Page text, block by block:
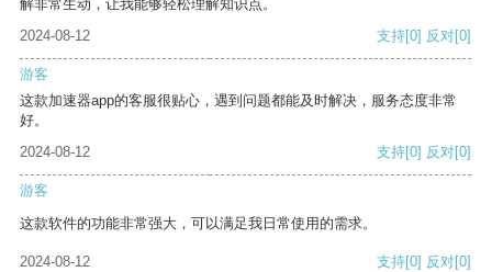
解非常生动，让我能够轻松理解知识点。
2024-08-12
支持[0] 反对[0]
游客
这款加速器app的客服很贴心，遇到问题都能及时解决，服务态度非常
好。
2024-08-12
支持[0] 反对[0]
游客
这款软件的功能非常强大，可以满足我日常使用的需求。
2024-08-12 支持[0] 反对[0]